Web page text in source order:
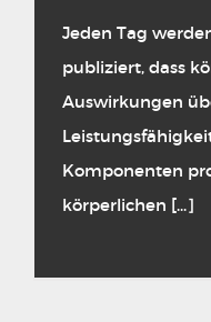
Jeden Tag
publiziert, dass
Auswirkungen
Komponenten
körperlichen [...]